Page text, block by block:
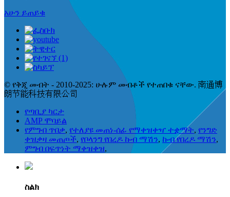
አሁን ይጠይቁ
© የቅጂ መብት - 2010-2025: ሁሉም መብቶች የተጠበቁ ናቸው. 南通博
朗节能科技有限公司
የጣቢያ ካርታ
AMP ሞባይል
የምግብ ጥበቃ, የተለያዩ መጠነ-ሰፊ የማቀዝቀዣ ተቋማት, የንግድ
ቀዝቃዛ መጠጦች, የቦላንግ የበረዶ ኩብ ማሽን, ኩብ የበረዶ ማሽን,
ምግብ በፍጥነት ማቀዝቀዝ,
ስልክ